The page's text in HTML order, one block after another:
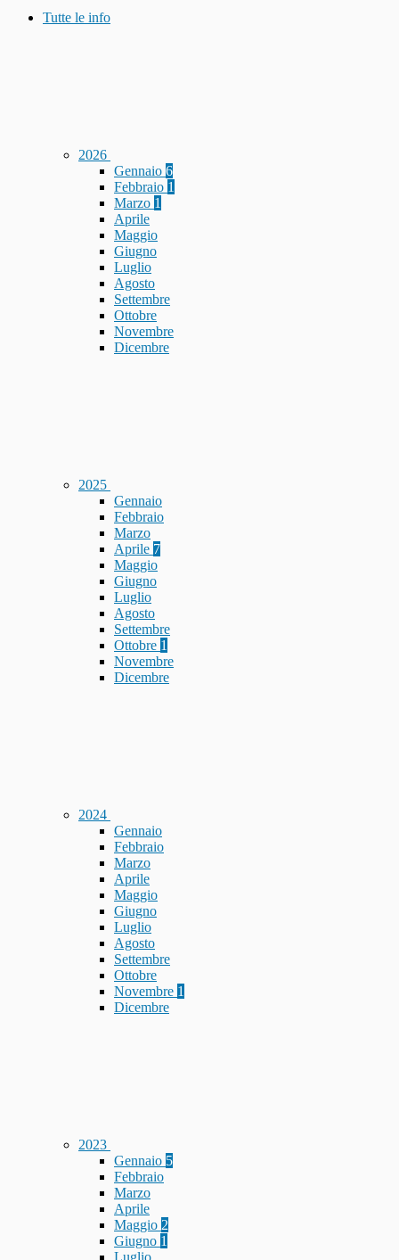
Tutte le info
2026
Gennaio 6
Febbraio 1
Marzo 1
Aprile
Maggio
Giugno
Luglio
Agosto
Settembre
Ottobre
Novembre
Dicembre
2025
Gennaio
Febbraio
Marzo
Aprile 7
Maggio
Giugno
Luglio
Agosto
Settembre
Ottobre 1
Novembre
Dicembre
2024
Gennaio
Febbraio
Marzo
Aprile
Maggio
Giugno
Luglio
Agosto
Settembre
Ottobre
Novembre 1
Dicembre
2023
Gennaio 5
Febbraio
Marzo
Aprile
Maggio 2
Giugno 1